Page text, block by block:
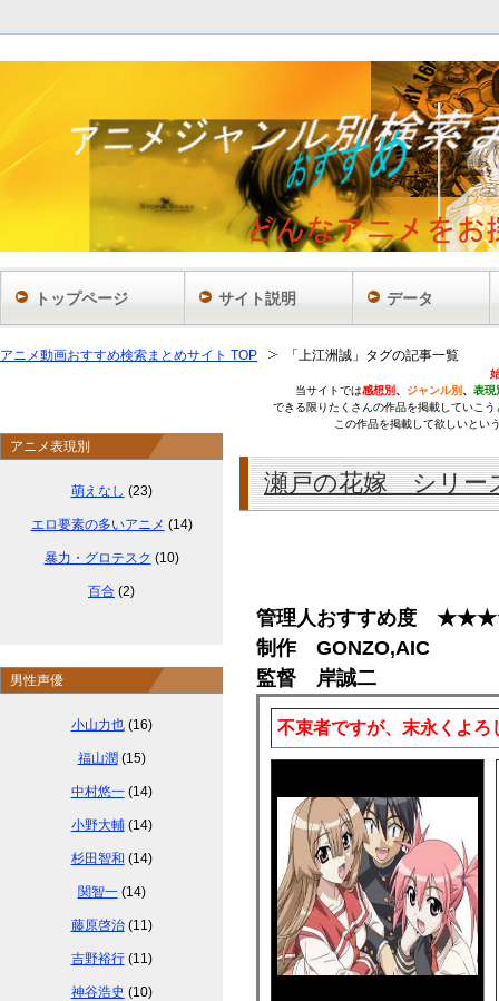
アニメ動画おすすめ検索まとめサイト TOP 「上江洲誠」タグの記事一覧
当サイトでは感想別 、 ジャンル別 、 表現
できる限りたくさんの作品を掲載していこ
この作品を掲載して欲しいとい
瀬戸の花嫁 シリー
管理人おすすめ度
制作 GONZO,AIC
監督 岸誠二
不束者ですが、末永くよろ
アニメ表現別
萌えなし (23)
エロ要素の多いアニメ (14)
暴力・グロテスク (10)
百合 (2)
男性声優
小山力也(16)
福山潤 (15)
中村悠一(14)
小野大輔(14)
杉田智和 (14)
関智一(14)
藤原啓治(11)
吉野裕行(11)
神谷浩史 (10)
トップページ サイト説明 データ